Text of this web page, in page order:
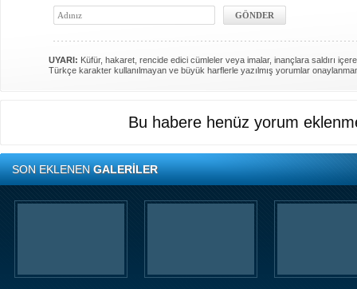
UYARI: Küfür, hakaret, rencide edici cümleler veya imalar, inançlara saldırı
Türkçe karakter kullanılmayan ve büyük harflerle yazılmış yorumlar
Bu habere henüz yorum
SON EKLENENGALERİLER